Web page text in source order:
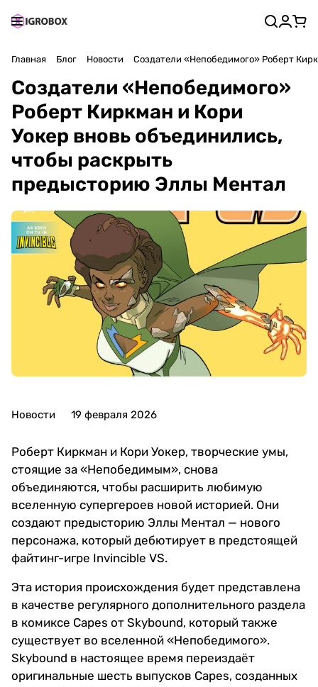
Главная Блог Новости Создатели «Непобедимого» Роберт
Создатели «Непобедимого»
Роберт Киркман и Кори
Уокер вновь объединились,
чтобы раскрыть
предысторию Эллы Ментал
Новости 19 февраля 2026
Роберт Киркман и Кори Уокер, творческие умы,
стоящие за «Непобедимым», снова
объединяются, чтобы расширить любимую
вселенную супергероев новой историей. Они
создают предысторию Эллы Ментал — нового
персонажа, который дебютирует в предстоящей
файтинг-игре Invincible VS.
Эта история происхождения будет представлена
в качестве регулярного дополнительного раздела
в комиксе Capes от Skybound, который также
существует во вселенной «Непобедимого».
Skybound в настоящее время переиздаёт
оригинальные шесть выпусков Capes, созданных